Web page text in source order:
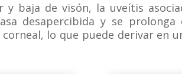
baja de visón, la uveítis
desapercibida y se
lo que puede derivar en